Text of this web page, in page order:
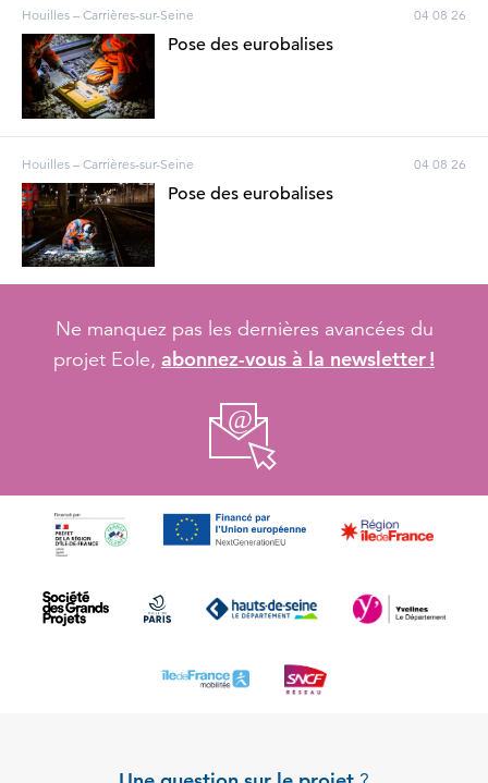
Houilles – Carrières-sur-Seine 04 08 26
Pose des eurobalises
Houilles – Carrières-sur-Seine 04 08 26
Pose des eurobalises
Ne manquez pas les dernières avancées du
projet Eole, abonnez-vous à la newsletter !